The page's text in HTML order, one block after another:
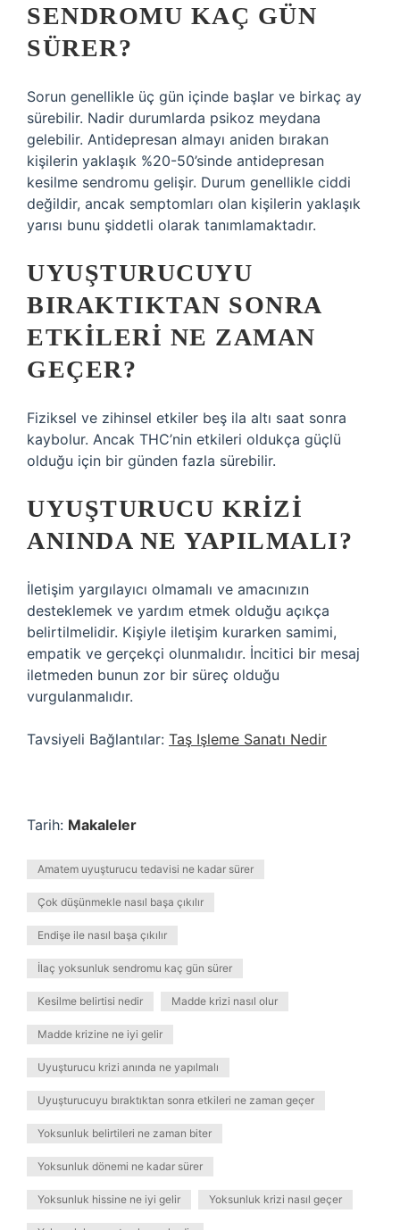
SENDROMU KAÇ GÜN
SÜRER?
Sorun genellikle üç gün içinde başlar ve birkaç ay
sürebilir. Nadir durumlarda psikoz meydana
gelebilir. Antidepresan almayı aniden bırakan
kişilerin yaklaşık %20-50’sinde antidepresan
kesilme sendromu gelişir. Durum genellikle ciddi
değildir, ancak semptomları olan kişilerin yaklaşık
yarısı bunu şiddetli olarak tanımlamaktadır.
UYUŞTURUCUYU
BIRAKTIKTAN SONRA
ETKILERI NE ZAMAN
GEÇER?
Fiziksel ve zihinsel etkiler beş ila altı saat sonra
kaybolur. Ancak THC’nin etkileri oldukça güçlü
olduğu için bir günden fazla sürebilir.
UYUŞTURUCU KRIZI
ANINDA NE YAPILMALI?
İletişim yargılayıcı olmamalı ve amacınızın
desteklemek ve yardım etmek olduğu açıkça
belirtilmelidir. Kişiyle iletişim kurarken samimi,
empatik ve gerçekçi olunmalıdır. İncitici bir mesaj
iletmeden bunun zor bir süreç olduğu
vurgulanmalıdır.
Tavsiyeli Bağlantılar: Taş Işleme Sanatı Nedir
Tarih: Makaleler
Amatem uyuşturucu tedavisi ne kadar sürer
Çok düşünmekle nasıl başa çıkılır
Endişe ile nasıl başa çıkılır
İlaç yoksunluk sendromu kaç gün sürer
Kesilme belirtisi nedir Madde krizi nasıl olur
Madde krizine ne iyi gelir
Uyuşturucu krizi anında ne yapılmalı
Uyuşturucuyu bıraktıktan sonra etkileri ne zaman geçer
Yoksunluk belirtileri ne zaman biter
Yoksunluk dönemi ne kadar sürer
Yoksunluk hissine ne iyi gelir Yoksunluk krizi nasıl geçer